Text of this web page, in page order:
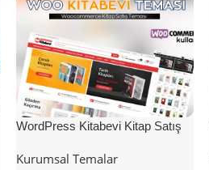
WordPress Kitabevi Kitap Satış
Kurumsal Temalar